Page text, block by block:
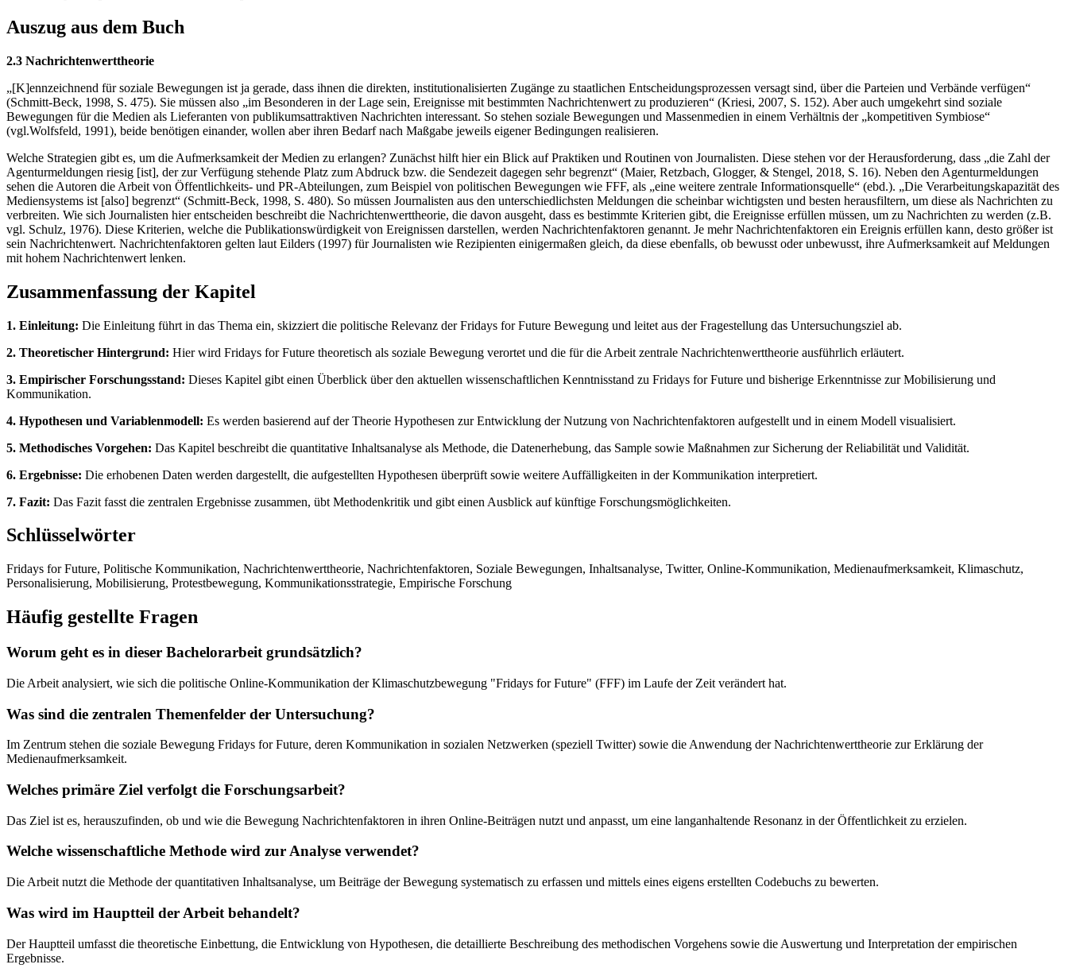
Auszug aus dem Buch
2.3 Nachrichtenwerttheorie
„[K]ennzeichnend für soziale Bewegungen ist ja gerade, dass ihnen die direkten, institutionalisierten Zugänge zu staatlichen Entscheidungsprozessen versagt sind, über die Parteien und Verbände verfügen“
(Schmitt-Beck, 1998, S. 475). Sie müssen also „im Besonderen in der Lage sein, Ereignisse mit bestimmten Nachrichtenwert zu produzieren“ (Kriesi, 2007, S. 152). Aber auch umgekehrt sind soziale
Bewegungen für die Medien als Lieferanten von publikumsattraktiven Nachrichten interessant. So stehen soziale Bewegungen und Massenmedien in einem Verhältnis der „kompetitiven Symbiose“
(vgl.Wolfsfeld, 1991), beide benötigen einander, wollen aber ihren Bedarf nach Maßgabe jeweils eigener Bedingungen realisieren.
Welche Strategien gibt es, um die Aufmerksamkeit der Medien zu erlangen? Zunächst hilft hier ein Blick auf Praktiken und Routinen von Journalisten. Diese stehen vor der Herausforderung, dass „die Zahl der
Agenturmeldungen riesig [ist], der zur Verfügung stehende Platz zum Abdruck bzw. die Sendezeit dagegen sehr begrenzt“ (Maier, Retzbach, Glogger, & Stengel, 2018, S. 16). Neben den Agenturmeldungen
sehen die Autoren die Arbeit von Öffentlichkeits- und PR-Abteilungen, zum Beispiel von politischen Bewegungen wie FFF, als „eine weitere zentrale Informationsquelle“ (ebd.). „Die Verarbeitungskapazität des
Mediensystems ist [also] begrenzt“ (Schmitt-Beck, 1998, S. 480). So müssen Journalisten aus den unterschiedlichsten Meldungen die scheinbar wichtigsten und besten herausfiltern, um diese als Nachrichten zu
verbreiten. Wie sich Journalisten hier entscheiden beschreibt die Nachrichtenwerttheorie, die davon ausgeht, dass es bestimmte Kriterien gibt, die Ereignisse erfüllen müssen, um zu Nachrichten zu werden (z.B.
vgl. Schulz, 1976). Diese Kriterien, welche die Publikationswürdigkeit von Ereignissen darstellen, werden Nachrichtenfaktoren genannt. Je mehr Nachrichtenfaktoren ein Ereignis erfüllen kann, desto größer ist
sein Nachrichtenwert. Nachrichtenfaktoren gelten laut Eilders (1997) für Journalisten wie Rezipienten einigermaßen gleich, da diese ebenfalls, ob bewusst oder unbewusst, ihre Aufmerksamkeit auf Meldungen
mit hohem Nachrichtenwert lenken.
Zusammenfassung der Kapitel
1. Einleitung: Die Einleitung führt in das Thema ein, skizziert die politische Relevanz der Fridays for Future Bewegung und leitet aus der Fragestellung das Untersuchungsziel ab.
2. Theoretischer Hintergrund: Hier wird Fridays for Future theoretisch als soziale Bewegung verortet und die für die Arbeit zentrale Nachrichtenwerttheorie ausführlich erläutert.
3. Empirischer Forschungsstand: Dieses Kapitel gibt einen Überblick über den aktuellen wissenschaftlichen Kenntnisstand zu Fridays for Future und bisherige Erkenntnisse zur Mobilisierung und
Kommunikation.
4. Hypothesen und Variablenmodell: Es werden basierend auf der Theorie Hypothesen zur Entwicklung der Nutzung von Nachrichtenfaktoren aufgestellt und in einem Modell visualisiert.
5. Methodisches Vorgehen: Das Kapitel beschreibt die quantitative Inhaltsanalyse als Methode, die Datenerhebung, das Sample sowie Maßnahmen zur Sicherung der Reliabilität und Validität.
6. Ergebnisse: Die erhobenen Daten werden dargestellt, die aufgestellten Hypothesen überprüft sowie weitere Auffälligkeiten in der Kommunikation interpretiert.
7. Fazit: Das Fazit fasst die zentralen Ergebnisse zusammen, übt Methodenkritik und gibt einen Ausblick auf künftige Forschungsmöglichkeiten.
Schlüsselwörter
Fridays for Future, Politische Kommunikation, Nachrichtenwerttheorie, Nachrichtenfaktoren, Soziale Bewegungen, Inhaltsanalyse, Twitter, Online-Kommunikation, Medienaufmerksamkeit, Klimaschutz,
Personalisierung, Mobilisierung, Protestbewegung, Kommunikationsstrategie, Empirische Forschung
Häufig gestellte Fragen
Worum geht es in dieser Bachelorarbeit grundsätzlich?
Die Arbeit analysiert, wie sich die politische Online-Kommunikation der Klimaschutzbewegung "Fridays for Future" (FFF) im Laufe der Zeit verändert hat.
Was sind die zentralen Themenfelder der Untersuchung?
Im Zentrum stehen die soziale Bewegung Fridays for Future, deren Kommunikation in sozialen Netzwerken (speziell Twitter) sowie die Anwendung der Nachrichtenwerttheorie zur Erklärung der
Medienaufmerksamkeit.
Welches primäre Ziel verfolgt die Forschungsarbeit?
Das Ziel ist es, herauszufinden, ob und wie die Bewegung Nachrichtenfaktoren in ihren Online-Beiträgen nutzt und anpasst, um eine langanhaltende Resonanz in der Öffentlichkeit zu erzielen.
Welche wissenschaftliche Methode wird zur Analyse verwendet?
Die Arbeit nutzt die Methode der quantitativen Inhaltsanalyse, um Beiträge der Bewegung systematisch zu erfassen und mittels eines eigens erstellten Codebuchs zu bewerten.
Was wird im Hauptteil der Arbeit behandelt?
Der Hauptteil umfasst die theoretische Einbettung, die Entwicklung von Hypothesen, die detaillierte Beschreibung des methodischen Vorgehens sowie die Auswertung und Interpretation der empirischen
Ergebnisse.